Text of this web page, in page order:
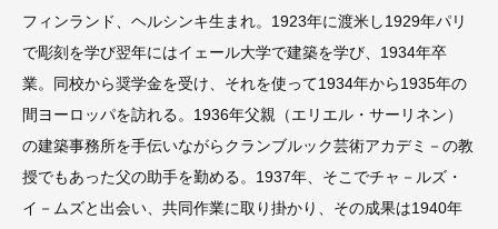
フィンランド、ヘルシンキ生まれ。1923年に渡米し1929年パリ
で彫刻を学び翌年にはイェール大学で建築を学び、1934年卒
業。同校から奨学金を受け、それを使って1934年から1935年の
間ヨーロッパを訪れる。1936年父親（エリエル・サーリネン）
の建築事務所を手伝いながらクランブルック芸術アカデミ－の教
授でもあった父の助手を勤める。1937年、そこでチャ－ルズ・
イ－ムズと出会い、共同作業に取り掛かり、その成果は1940年